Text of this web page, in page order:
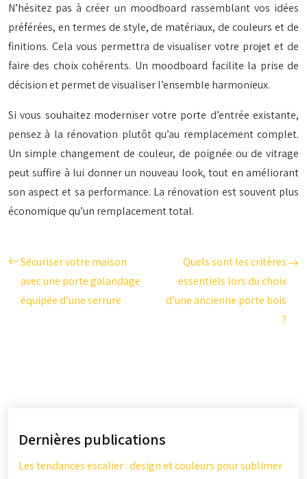
N’hésitez pas à créer un moodboard rassemblant vos idées
préférées, en termes de style, de matériaux, de couleurs et de
finitions. Cela vous permettra de visualiser votre projet et de
faire des choix cohérents. Un moodboard facilite la prise de
décision et permet de visualiser l’ensemble harmonieux.
Si vous souhaitez moderniser votre porte d’entrée existante,
pensez à la rénovation plutôt qu’au remplacement complet.
Un simple changement de couleur, de poignée ou de vitrage
peut suffire à lui donner un nouveau look, tout en améliorant
son aspect et sa performance. La rénovation est souvent plus
économique qu’un remplacement total.
Sécuriser votre maison
avec une porte galandage
équipée d’une serrure
Quels sont les critères
essentiels lors du choix
d’une ancienne porte bois
?
Dernières publications
Les tendances escalier : design et couleurs pour sublimer